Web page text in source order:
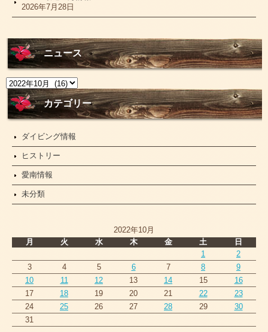
2026年7月28日
ニュース
ニ
ュ
ー
カテゴリー
ダイビング情報
ヒストリー
愛南情報
未分類
2022年10月
月
火 水 木 金 土
日
1
2
3
4 5 6 7 8
9
10
11 12 13 14 15
16
17
18 19 20 21 22
23
24
25 26 27 28 29
30
31